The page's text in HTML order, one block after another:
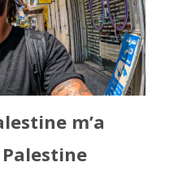
m’a